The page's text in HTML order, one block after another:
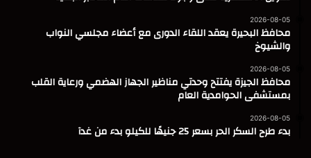
2026-08-05
محافظ البحيرة يعقد اللقاء الدورى مع أعضاء مجلسي النواب
والشيوخ
2026-08-05
محافظ الجيزة يفتتح وحدتي مناظير الجهاز الهضمي ورعاية القلب
بمستشفى الحوامدية العام
2026-08-05
بدء طرح السكر الحر بسعر 25 جنيهًا للكيلو بدء من غدآ